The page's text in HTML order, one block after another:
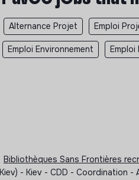
Alternance Projet Emploi
Emploi Environnement Emploi
Bibliothèques Sans Frontières
- Kiev - CDD -